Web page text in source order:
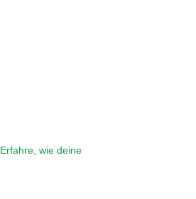
Erfahre, wie deine